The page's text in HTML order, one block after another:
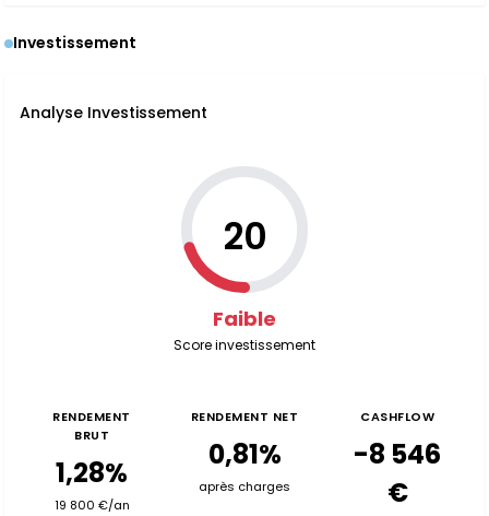
Investissement
Analyse Investissement
20
Faible
Score investissement
RENDEMENT
BRUT
1,28%
19 800 €/an
RENDEMENT NET
0,81%
après charges
CASHFLOW
-8 546
€